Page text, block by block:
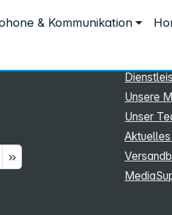
& Kommunikation
Unsere
Unser